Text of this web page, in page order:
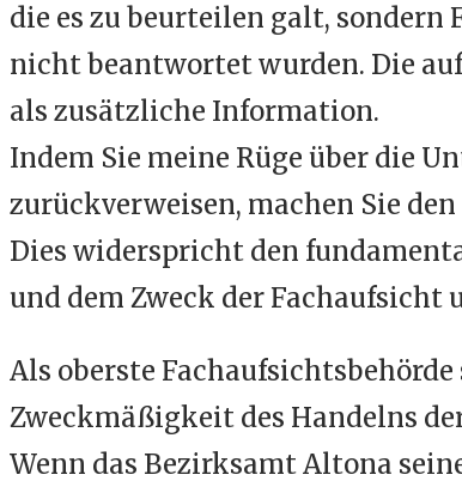
die es zu beurteilen galt,
nicht beantwortet wurden. Die
als zusätzliche Information.
Indem Sie meine Rüge über die
zurückverweisen, machen Sie
Dies widerspricht den
und dem Zweck der Fachaufsicht
Als oberste
Zweckmäßigkeit des Handelns
Wenn das Bezirksamt Altona